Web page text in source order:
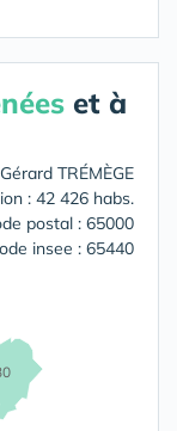
et à
TRÉMÈGE
: 42 426 habs.
postal : 65000
insee : 65440